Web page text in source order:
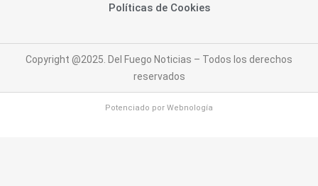
Políticas de Cookies
Copyright @2025. Del Fuego Noticias – Todos los derechos
reservados
Potenciado por Webnología